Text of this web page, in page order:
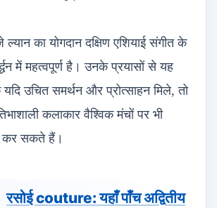
का योगदान दक्षिण एशियाई संगीत के
में महत्वपूर्ण है। उनके प्रयासों से यह
यदि उचित समर्थन और प्रोत्साहन मिले, तो
कलाकार वैश्विक मंचों पर भी
कर सकते हैं।
रसोई couture: यहाँ पाँच अद्वितीय